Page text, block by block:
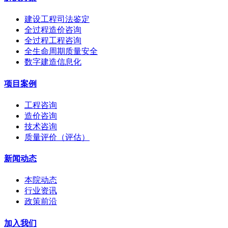
建设工程司法鉴定
全过程造价咨询
全过程工程咨询
全生命周期质量安全
数字建造信息化
项目案例
工程咨询
造价咨询
技术咨询
质量评价（评估）
新闻动态
本院动态
行业资讯
政策前沿
加入我们